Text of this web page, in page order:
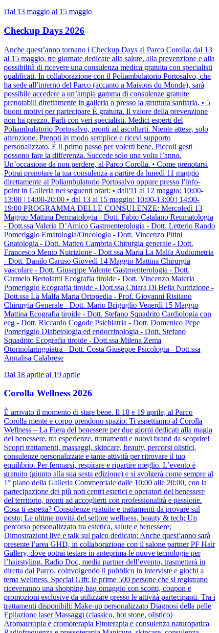
Dal 13 maggio al 15 maggio
Checkup Days 2026
Anche quest’anno tornano i Checkup Days al Parco Corolla: dal 13
al 15 maggio, tre giornate dedicate alla salute, alla prevenzione e alla
possibilità di ricevere una consulenza medica gratuita con specialisti
qualificati. In collaborazione con il Poliambulatorio Portosalvo, che
ha sede all’interno del Parco (accanto a Maisons du Monde), sarà
possibile accedere a un’ampia gamma di consulenze gratuite
prenotabili direttamente in galleria o presso la struttura sanitaria. • 5
buoni motivi per partecipare È gratuita. Il valore della prevenzione
non ha prezzo. Parli con veri specialisti. Medici esperti del
Poliambulatorio Portosalvo, pronti ad ascoltarti. Niente attese, solo
attenzione. Prenoti in modo semplice e ricevi supporto
personalizzato. È il primo passo per volerti bene. Piccoli gesti
possono fare la differenza. Succede solo una volta l’anno.
Un’occasione da non perdere, al Parco Corolla. • Come prenotarsi
Potrai prenotare la tua consulenza a partire da lunedì 11 maggio
direttamente al Poliambulatorio Portosalvo oppure presso l’info-
point in Galleria nei seguenti orari: • dall'11 al 12 maggio: 10:00-
13:00 | 14:00-20:00 • dal 13 al 15 maggio: 10:00-13:00 | 14:00-
19:00 PROGRAMMA DELLE CONSULENZE: Mercoledì 13
Maggio Mattina Dermatologia - Dott. Fabio Catalano Reumatologia
- Dott.ssa Valeria D’Amico Gastroenterologia - Dott. Letterio Rando
Pomeriggio Ematologia/Oncologia - Dott. Vincenzo Pitini
Gnatologia - Dott. Matteo Cambria Chirurgia generale - Dott.
Francesco Mento Nutrizione - Dott.ssa Maria La Malfa Audiometria
- Dott. Danilo Caruso Giovedì 14 Maggio Mattina Chirurgia
vascolare - Dott. Giuseppe Valente Gastroenterologia - Dott.
Carmelo Bertolami Ecografia tiroide - Dott. Vincenzo Materia
Pomeriggio Ecografia tiroide - Dott.ssa Chiara Di Bella Nutrizione -
Dott.ssa La Malfa Maria Ortopedia - Prof. Giovanni Risitano
Chirurgia Generale - Dott. Mario Briguglio Venerdì 15 Maggio
Mattina Ecografia tiroide - Dott. Stefano Squadrito Cardiologia con
ecg - Dott. Riccardo Cogode Psichiatria - Dott. Domenico Pepe
Pomeriggio Diabetologia ed endocrinologia - Dott. Stefano
Squadrito Ecografia tiroide - Dott.ssa Milena Zema
Otorinolaringoiatra - Dott. Costa Giuseppe Psicologia - Dott.ssa
Annalisa Calabrese
Dal 18 aprile al 19 aprile
Corolla Wellness 2026
È arrivato il momento di stare bene. Il 18 e 19 aprile, al Parco
Corolla mente e corpo prendono spazio. Ti aspettiamo al Corolla
Wellness – La Fiera del benessere per due giorni dedicati alla magia
del benessere, tra esperienze, trattamenti e nuovi brand da scoprire!
Scopri trattamenti, massaggi, skincare, beauty, percorsi olistici,
consulenze personalizzate e tante attività per ritrovare il tuo
equilibrio. Per fermarsi, respirare e ripartire meglio. L’evento è
gratuito (giunto alla sua sesta edizione) e si svolgerà come sempre al
1° piano della Galleria Commerciale dalle 10:00 alle 20:00, con la
partecipazione dei più noti centri estetici e operatori del benessere
del territorio, pronti ad accoglierti con professionalità e passione.
Cosa ti aspetta? Consulenze gratuite e trattamenti da provare sul
posto; Le ultime novità del settore wellness, beauty & tech; Un
percorso personalizzato tra estetica, salute e benessere;
Dimostrazioni live e talk sul palco dedicato; Anche quest’anno sarà
presente l’area GHD, in collaborazione con il salone partner PF Hair
Gallery, dove potrai testare in anteprima le nuove tecnologie per
l’hairstyling. Radio Doc, media partner dell’evento, trasmetterà in
diretta dal Parco, coinvolgendo il pubblico in interviste e giochi a
tema wellness. Special Gift: le prime 500 persone che si registrano
riceveranno una shopping bag omaggio con sconti, coupon e
promozioni esclusive da utilizzare presso le attività partecipanti. Tra i
trattamenti disponibili: Make-up personalizzato Diagnosi della pelle
Epilazione laser Massaggi (classico, hot stone, olistico)
Aromaterapia e cromoterapia Fitoterapia e consulenza naturopatica